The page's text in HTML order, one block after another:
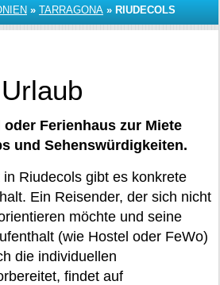
» TARRAGONA » RIUDECOLS
Ferienhaus zur Miete
und Sehenswürdigkeiten.
Riudecols gibt es konkrete
Ein Reisender, der sich nicht
möchte und seine
(wie Hostel oder FeWo)
die individuellen
findet auf